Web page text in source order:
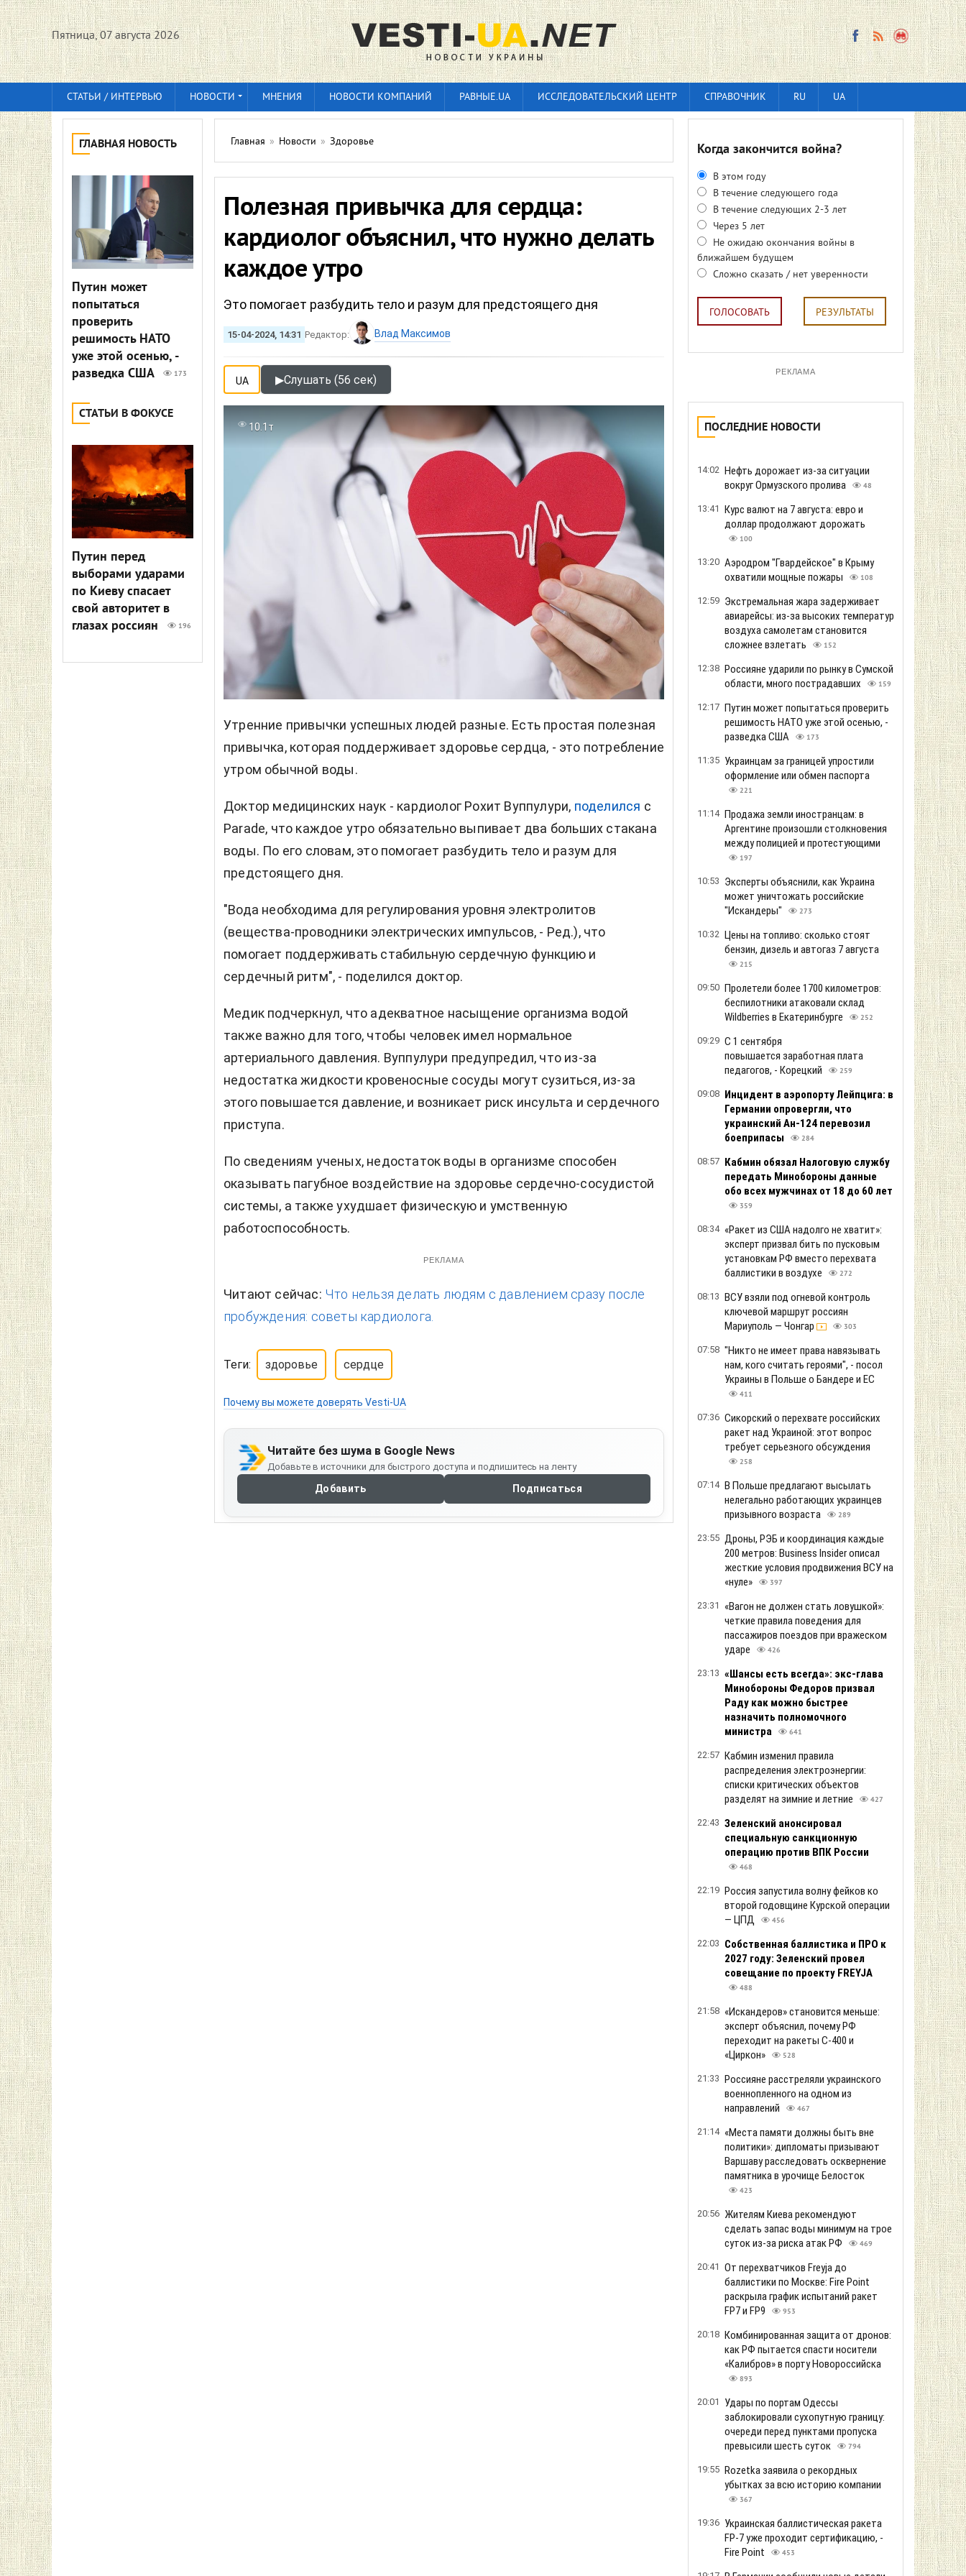
Пятница, 07 августа 2026
СТАТЬИ / ИНТЕРВЬЮ НОВОСТИ МНЕНИЯ НОВОСТИ КОМПАНИЙ РАВНЫЕ.UA ИССЛЕДОВАТЕЛЬСКИЙ ЦЕНТР СПРАВОЧНИК RU UA
ГЛАВНАЯ НОВОСТЬ
Путин может
попытаться
проверить
решимость НАТО
уже этой осенью, -
разведка США
173
СТАТЬИ В ФОКУСЕ
Путин перед
выборами ударами
по Киеву спасает
свой авторитет в
глазах россиян
196
Главная » Новости » Здоровье
Полезная привычка для сердца:
кардиолог объяснил, что нужно делать
каждое утро
Это помогает разбудить тело и разум для предстоящего дня
15-04-2024, 14:31 Редактор: Влад Максимов
UA ▶Слушать (56 сек)
10.1т
Утренние привычки успешных людей разные. Есть простая полезная
привычка, которая поддерживает здоровье сердца, - это потребление
утром обычной воды.
Доктор медицинских наук - кардиолог Рохит Вуппулури, поделился с
Parade, что каждое утро обязательно выпивает два больших стакана
воды. По его словам, это помогает разбудить тело и разум для
предстоящего дня.
"Вода необходима для регулирования уровня электролитов
(вещества-проводники электрических импульсов, - Ред.), что
помогает поддерживать стабильную сердечную функцию и
сердечный ритм", - поделился доктор.
Медик подчеркнул, что адекватное насыщение организма водой
также важно для того, чтобы человек имел нормальное
артериального давления. Вуппулури предупредил, что из-за
недостатка жидкости кровеносные сосуды могут сузиться, из-за
этого повышается давление, и возникает риск инсульта и сердечного
приступа.
По сведениям ученых, недостаток воды в организме способен
оказывать пагубное воздействие на здоровье сердечно-сосудистой
системы, а также ухудшает физическую и умственную
работоспособность.
РЕКЛАМА
Читают сейчас: Что нельзя делать людям с давлением сразу после
пробуждения: советы кардиолога.
Теги: здоровье сердце
Почему вы можете доверять Vesti-UA
Читайте без шума в Google News
Добавьте в источники для быстрого доступа и подпишитесь на ленту
Добавить Подписаться
Когда закончится война?
В этом году
В течение следующего года
В течение следующих 2-3 лет
Через 5 лет
Не ожидаю окончания войны в
ближайшем будущем
Сложно сказать / нет уверенности
ГОЛОСОВАТЬ РЕЗУЛЬТАТЫ
РЕКЛАМА
ПОСЛЕДНИЕ НОВОСТИ
14:02 Нефть дорожает из-за ситуации
вокруг Ормузского пролива
48
13:41 Курс валют на 7 августа: евро и
доллар продолжают дорожать
100
13:20 Аэродром "Гвардейское" в Крыму
охватили мощные пожары
108
12:59 Экстремальная жара задерживает
авиарейсы: из-за высоких температур
воздуха самолетам становится
сложнее взлетать
152
12:38 Россияне ударили по рынку в Сумской
области, много пострадавших
159
12:17 Путин может попытаться проверить
решимость НАТО уже этой осенью, -
разведка США
173
11:35 Украинцам за границей упростили
оформление или обмен паспорта
221
11:14 Продажа земли иностранцам: в
Аргентине произошли столкновения
между полицией и протестующими
197
10:53 Эксперты объяснили, как Украина
может уничтожать российские
"Искандеры"
273
10:32 Цены на топливо: сколько стоят
бензин, дизель и автогаз 7 августа
215
09:50 Пролетели более 1700 километров:
беспилотники атаковали склад
Wildberries в Екатеринбурге
252
09:29 С 1 сентября
повышается заработная плата
педагогов, - Корецкий
259
09:08 Инцидент в аэропорту Лейпцига: в
Германии опровергли, что
украинский Ан-124 перевозил
боеприпасы
284
08:57 Кабмин обязал Налоговую службу
передать Минобороны данные
обо всех мужчинах от 18 до 60 лет
359
08:34 «Ракет из США надолго не хватит»:
эксперт призвал бить по пусковым
установкам РФ вместо перехвата
баллистики в воздухе
272
08:13 ВСУ взяли под огневой контроль
ключевой маршрут россиян
Мариуполь — Чонгар
303
07:58 "Никто не имеет права навязывать
нам, кого считать героями", - посол
Украины в Польше о Бандере и ЕС
411
07:36 Сикорский о перехвате российских
ракет над Украиной: этот вопрос
требует серьезного обсуждения
258
07:14 В Польше предлагают высылать
нелегально работающих украинцев
призывного возраста
289
23:55 Дроны, РЭБ и координация каждые
200 метров: Business Insider описал
жесткие условия продвижения ВСУ на
«нуле»
397
23:31
«Вагон не должен стать ловушкой»:
четкие правила поведения для
пассажиров поездов при вражеском
ударе
426
23:13 «Шансы есть всегда»: экс-глава
Минобороны Федоров призвал
Раду как можно быстрее
назначить полномочного
министра
641
22:57 Кабмин изменил правила
распределения электроэнергии:
списки критических объектов
разделят на зимние и летние
427
22:43 Зеленский анонсировал
специальную санкционную
операцию против ВПК России
468
22:19 Россия запустила волну фейков ко
второй годовщине Курской операции
— ЦПД
456
22:03 Собственная баллистика и ПРО к
2027 году: Зеленский провел
совещание по проекту FREYJA
488
21:58 «Искандеров» становится меньше:
эксперт объяснил, почему РФ
переходит на ракеты С-400 и
«Циркон»
528
21:33 Россияне расстреляли украинского
военнопленного на одном из
направлений
467
21:14 «Места памяти должны быть вне
политики»: дипломаты призывают
Варшаву расследовать осквернение
памятника в урочище Белосток
423
20:56 Жителям Киева рекомендуют
сделать запас воды минимум на трое
суток из-за риска атак РФ
469
20:41 От перехватчиков Freyja до
баллистики по Москве: Fire Point
раскрыла график испытаний ракет
FP7 и FP9
953
20:18 Комбинированная защита от дронов:
как РФ пытается спасти носители
«Калибров» в порту Новороссийска
893
20:01
Удары по портам Одессы
заблокировали сухопутную границу:
очереди перед пунктами пропуска
превысили шесть суток
794
19:55 Rozetka заявила о рекордных
убытках за всю историю компании
367
19:36 Украинская баллистическая ракета
FP-7 уже проходит сертификацию, -
Fire Point
453